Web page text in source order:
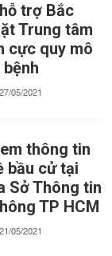
trợ Bắc
Trung tâm
cực quy mô
05/2021
thông tin
bầu cử tại
Sở Thông tin
TP HCM
05/2021